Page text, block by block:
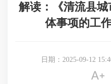
解读：《清流县
体事项的工
日期：2025-09-12
